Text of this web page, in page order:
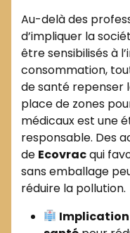
Au-delà des
d’impliquer la
être sensibilisés à
consommation,
de santé repenser
place de zones
médicaux est une
responsable. Des
de Ecovracqui
sans emballage
réduire la pollution.
Implication